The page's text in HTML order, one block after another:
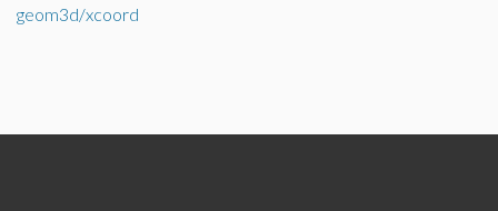
geom3d/xcoord